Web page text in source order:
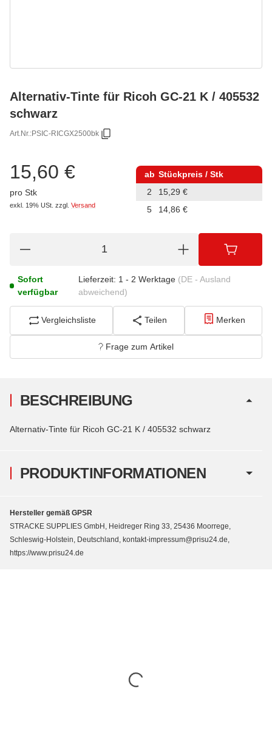
Alternativ-Tinte für Ricoh GC-21 K / 405532
schwarz
Art.Nr.:PSIC-RICGX2500bk
15,60 €
pro Stk
exkl. 19% USt. zzgl. Versand
ab Stückpreis / Stk
2
15,29 €
5
14,86 €
Sofort
verfügbar
Lieferzeit: 1 - 2 Werktage (DE - Ausland
abweichend)
Vergleichsliste Teilen Merken
Frage zum Artikel
PRODUKTINFORMATIONEN
BESCHREIBUNG
Alternativ-Tinte für Ricoh GC-21 K / 405532 schwarz
Hersteller gemäß GPSR
STRACKE SUPPLIES GmbH, Heidreger Ring 33, 25436 Moorrege,
Schleswig-Holstein, Deutschland, kontakt-impressum@prisu24.de,
https://www.prisu24.de